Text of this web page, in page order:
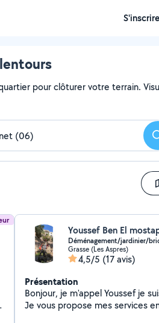
S'inscrire
pour clôturer votre terrain.
Youssef Ben El
Déménagement/jardinier/
Grasse (Les Aspres)
4,5/5 (17 avis)
Présentation
Bonjour, je m'appel Youssef je
Je vous propose mes services